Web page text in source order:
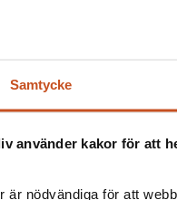
Samtycke
använder kakor för att
är nödvändiga för att
eller annan
och
följa upp planen?
rehabilitering